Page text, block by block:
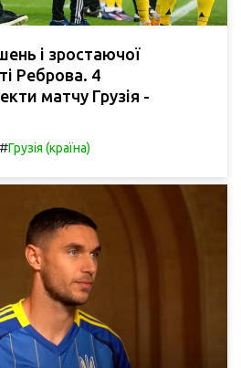
і зростаючої
Реброва. 4
матчу Грузія -
#Грузія (країна)